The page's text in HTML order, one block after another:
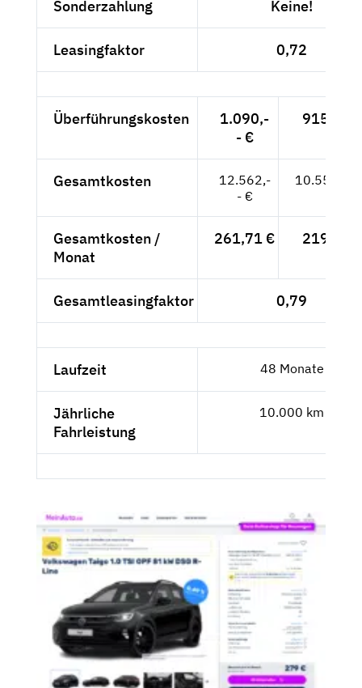
Sonderzahlung Keine!
Leasingfaktor 0,72
Überführungskosten
1.090,-
- €
915,97 €
Gesamtkosten
12.562,-
- €
10.556,30
Gesamtkosten /
Monat
261,71 € 219,92 €
Gesamtleasingfaktor 0,79
Laufzeit 48 Monate
Jährliche
Fahrleistung
10.000 km